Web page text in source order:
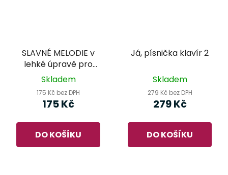
SLAVNÉ MELODIE v
lehké úpravě pro
klavír 5
Skladem
175 Kč bez DPH
175 Kč
DO KOŠÍKU
Já, písnička klavír 2
Skladem
279 Kč bez DPH
279 Kč
DO KOŠÍKU